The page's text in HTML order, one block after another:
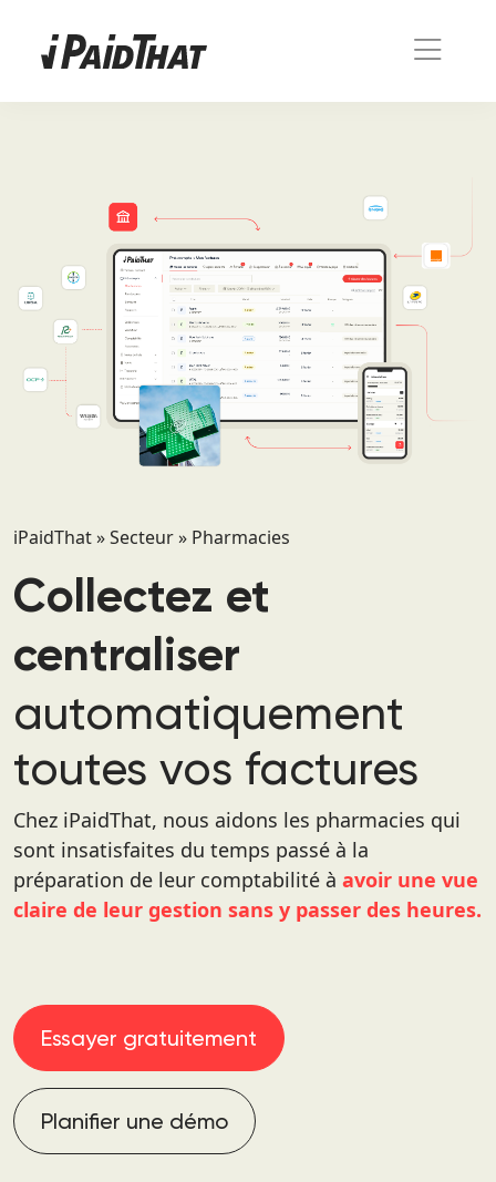
iPaidThat»Secteur» Pharmacies
Collectez et
centraliser
automatiquement
toutes vos factures
Chez iPaidThat, nous aidons les pharmacies qui
sont insatisfaites du temps passé à la
préparation de leur comptabilité à avoir une vue
claire de leur gestion sans y passer des heures.
Essayer gratuitement
Planifier une démo